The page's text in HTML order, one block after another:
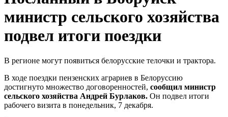
министр сельского хозяйства
подвел итоги поездки
В регионе могут появиться белорусские телочки и трактора.
В ходе поездки пензенских аграриев в Белоруссию
достигнуто множество договоренностей, сообщил министр
сельского хозяйства Андрей Бурлаков. Он подвел итоги
рабочего визита в понедельник, 7 декабря.